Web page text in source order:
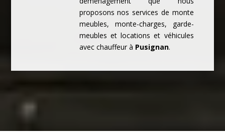
proposons nos services de monte
meubles, monte-charges, garde-
meubles et locations et véhicules
avec chauffeur à Pusignan.